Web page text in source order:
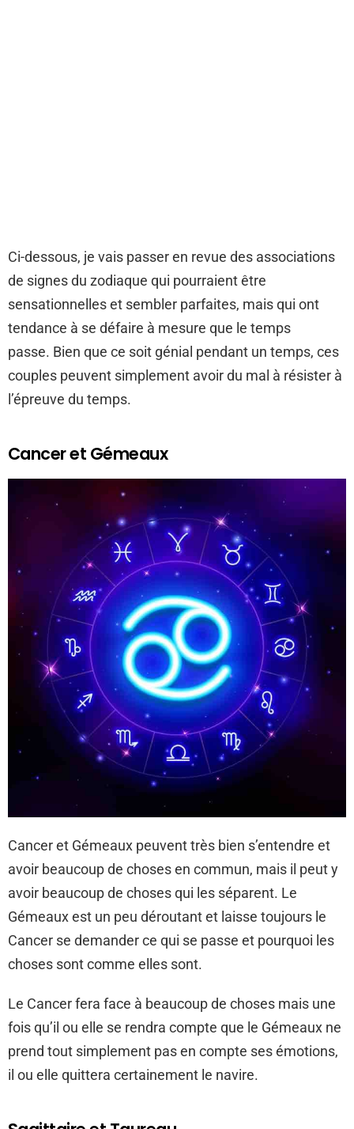
Ci-dessous, je vais passer en revue des associations
de signes du zodiaque qui pourraient être
sensationnelles et sembler parfaites, mais qui ont
tendance à se défaire à mesure que le temps
passe. Bien que ce soit génial pendant un temps, ces
couples peuvent simplement avoir du mal à résister à
l’épreuve du temps.
Cancer et Gémeaux
Cancer et Gémeaux peuvent très bien s’entendre et
avoir beaucoup de choses en commun, mais il peut y
avoir beaucoup de choses qui les séparent. Le
Gémeaux est un peu déroutant et laisse toujours le
Cancer se demander ce qui se passe et pourquoi les
choses sont comme elles sont.
Le Cancer fera face à beaucoup de choses mais une
fois qu’il ou elle se rendra compte que le Gémeaux ne
prend tout simplement pas en compte ses émotions,
il ou elle quittera certainement le navire.